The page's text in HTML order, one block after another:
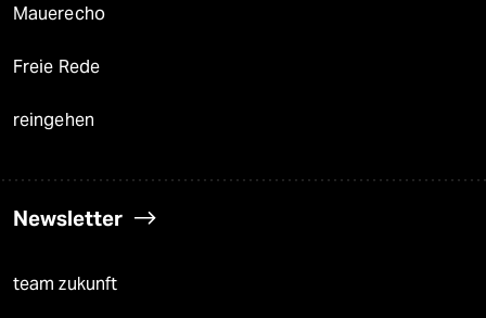
Mauerecho
Freie Rede
reingehen
Newsletter
team zukunft